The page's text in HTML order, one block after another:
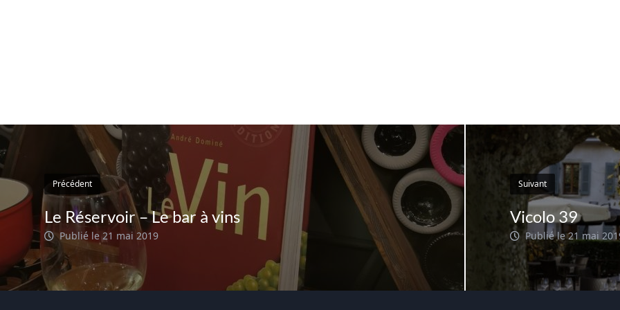
Précédent
Le Réservoir – Le bar à vins
Publié le 21 mai 2019
Suivant
Vicolo 39
Publié le 21 mai